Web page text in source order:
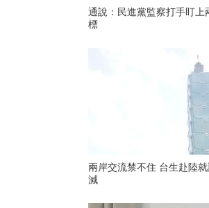
通說：民進黨監察打手盯上
標
兩岸交流禁不住 台生赴陸
減